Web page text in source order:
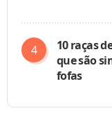
10 raças
que são
fofas